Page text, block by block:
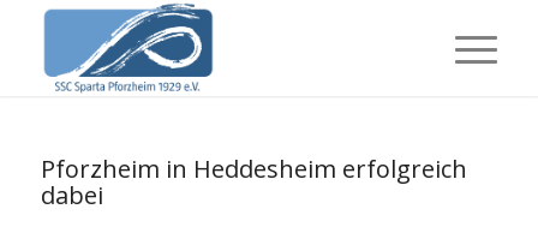
Pforzheim in Heddesheim erfolgreich
dabei